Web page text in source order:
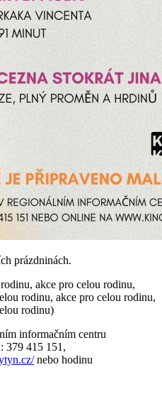
prázdninách.
akce pro celou rodinu,
rodinu, akce pro celou rodinu,
rodinu)
informačním centru
379 415 151,
nebo hodinu